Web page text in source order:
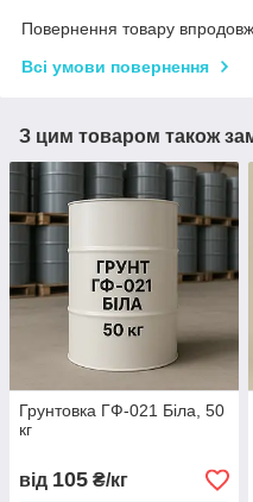
Повернення товару
Всі умови повернення
З цим товаром також
Грунтовка ГФ-021 Біла, 50
кг
від 105 ₴/кг